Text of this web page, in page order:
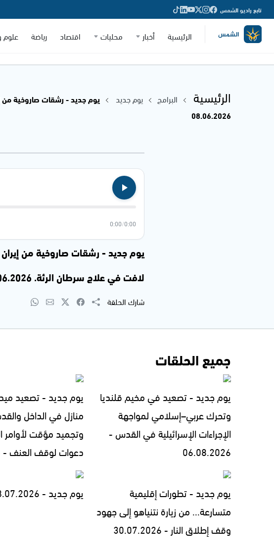
تابع راديو الشمس
الرئيسية أخبار محليات اقتصاد رياضة علوم
الرئيسية البرامج يوم جديد
يوم جديد - رشقات صاروخية من
08.06.2026
0:00
/
0:00
يوم جديد - رشقات صاروخية من
لافت في علاج سرطان الرئة. 08.06.2026
شارك الحلقة
جميع الحلقات
يوم جديد - تصعيد في مخيم قلنديا
وتحرك عربي–إسلامي لمواجهة
الإجراءات الإسرائيلية في القدس -
06.08.2026
يوم جديد - تصعيد
منازل في الداخل
وتجميد مؤقت
دعوات لوقف العنف - 05.08.2026
يوم جديد - تطورات إقليمية
متسارعة... من زيارة نتنياهو إلى جهود
وقف إطلاق النار - 30.07.2026
يوم جديد - 28.07.2026 -